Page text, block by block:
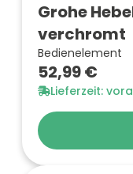
Grohe
verchromt
Bedienelement
52,99 €
Lieferzeit: